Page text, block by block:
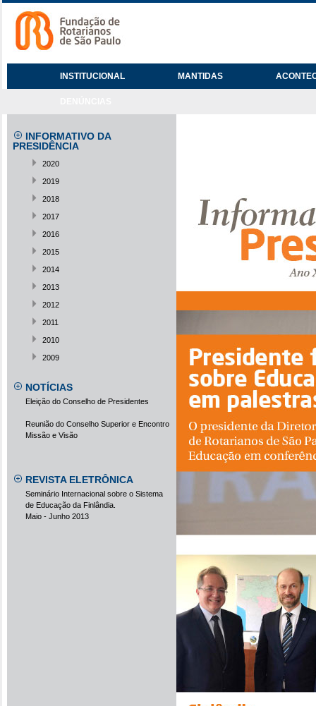
INSTITUCIONAL MANTIDAS
INFORMATIVO DA
PRESIDÊNCIA
2020
2019
2018
2017
2016
2015
2014
2013
2012
2011
2010
2009
NOTÍCIAS
Eleição do Conselho de Presidentes
Reunião do Conselho Superior e Encontro
Missão e Visão
REVISTA ELETRÔNICA
Seminário Internacional sobre o Sistema
de Educação da Finlândia.
Maio - Junho 2013